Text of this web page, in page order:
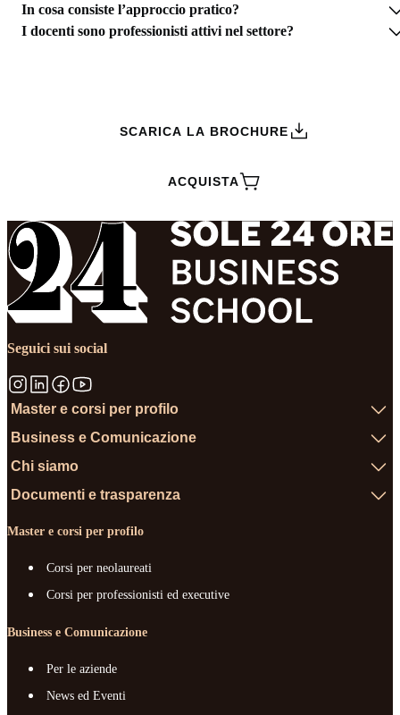
In cosa consiste l’approccio pratico?
I docenti sono professionisti attivi nel settore?
SCARICA LA BROCHURE
ACQUISTA
Seguici sui social
Master e corsi per profilo
Business e Comunicazione
Chi siamo
Documenti e trasparenza
Master e corsi per profilo
Corsi per neolaureati
Corsi per professionisti ed executive
Business e Comunicazione
Per le aziende
News ed Eventi